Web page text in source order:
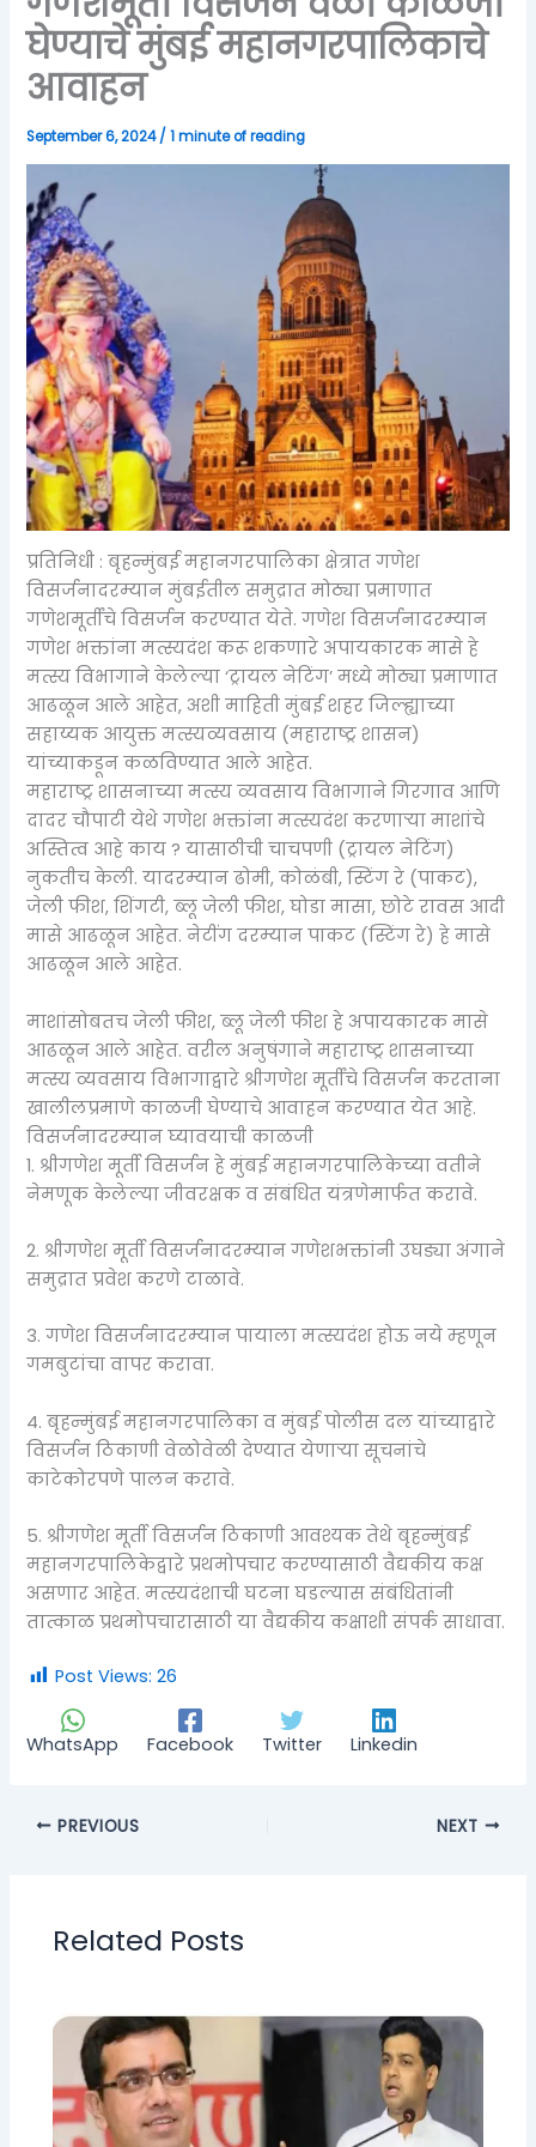
घेण्याचे मुंबई महानगरपालिकाचे
आवाहन
September 6, 2024/1 minute of reading
प्रतिनिधी : बृहन्मुंबई महानगरपालिका क्षेत्रात गणेश
विसर्जनादरम्यान मुंबईतील समुद्रात मोठ्या प्रमाणात
गणेशमूर्तींचे विसर्जन करण्यात येते. गणेश विसर्जनादरम्यान
गणेश भक्तांना मत्स्यदंश करू शकणारे अपायकारक मासे हे
मत्स्य विभागाने केलेल्या ‘ट्रायल नेटिंग’ मध्ये मोठ्या प्रमाणात
आढळून आले आहेत, अशी माहिती मुंबई शहर जिल्ह्याच्या
सहाय्यक आयुक्त मत्स्यव्यवसाय (महाराष्ट्र शासन)
यांच्याकडून कळविण्यात आले आहेत.
महाराष्ट्र शासनाच्या मत्स्य व्यवसाय विभागाने गिरगाव आणि
दादर चौपाटी येथे गणेश भक्तांना मत्स्यदंश करणाऱ्या माशांचे
अस्तित्व आहे काय ? यासाठीची चाचपणी (ट्रायल नेटिंग)
नुकतीच केली. यादरम्यान ढोमी, कोळंबी, स्टिंग रे (पाकट),
जेली फीश, शिंगटी, ब्लू जेली फीश, घोडा मासा, छोटे रावस आदी
मासे आढळून आहेत. नेटींग दरम्यान पाकट (स्टिंग रे) हे मासे
आढळून आले आहेत.
माशांसोबतच जेली फीश, ब्लू जेली फीश हे अपायकारक मासे
आढळून आले आहेत. वरील अनुषंगाने महाराष्ट्र शासनाच्या
मत्स्य व्यवसाय विभागाद्वारे श्रीगणेश मूर्तींचे विसर्जन करताना
खालीलप्रमाणे काळजी घेण्याचे आवाहन करण्यात येत आहे.
विसर्जनादरम्यान घ्यावयाची काळजी
1. श्रीगणेश मूर्ती विसर्जन हे मुंबई महानगरपालिकेच्या वतीने
नेमणूक केलेल्या जीवरक्षक व संबंधित यंत्रणेमार्फत करावे.
2. श्रीगणेश मूर्ती विसर्जनादरम्यान गणेशभक्तांनी उघड्या अंगाने
समुद्रात प्रवेश करणे टाळावे.
3. गणेश विसर्जनादरम्यान पायाला मत्स्यदंश होऊ नये म्हणून
गमबुटांचा वापर करावा.
4. बृहन्मुंबई महानगरपालिका व मुंबई पोलीस दल यांच्याद्वारे
विसर्जन ठिकाणी वेळोवेळी देण्यात येणाऱ्या सूचनांचे
काटेकोरपणे पालन करावे.
5. श्रीगणेश मूर्ती विसर्जन ठिकाणी आवश्यक तेथे बृहन्मुंबई
महानगरपालिकेद्वारे प्रथमोपचार करण्यासाठी वैद्यकीय कक्ष
असणार आहेत. मत्स्यदंशाची घटना घडल्यास संबंधितांनी
तात्काळ प्रथमोपचारासाठी या वैद्यकीय कक्षाशी संपर्क साधावा.
Post Views: 26
WhatsApp Facebook Twitter Linkedin
PREVIOUS NEXT
Related Posts